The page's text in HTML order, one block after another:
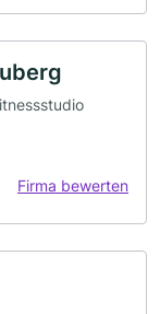
Firma bewerten